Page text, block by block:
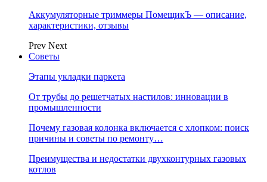
Аккумуляторные триммеры ПомещикЪ — описание,
характеристики, отзывы
Prev Next
Советы
Этапы укладки паркета
От трубы до решетчатых настилов: инновации в
промышленности
Почему газовая колонка включается с хлопком: поиск
причины и советы по ремонту…
Преимущества и недостатки двухконтурных газовых
котлов